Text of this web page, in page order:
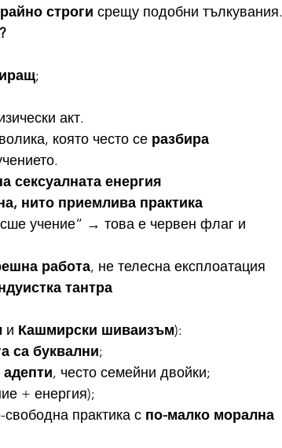
строги срещу подобни тълкувания.
;
акт.
която често се разбира
сексуалната енергия
нито приемлива практика
учение“ → това е червен флаг и
работа, не телесна експлоатация
тантра
и Кашмирски шиваизъм):
са буквални;
, често семейни двойки;
+ енергия);
практика с по-малко морална